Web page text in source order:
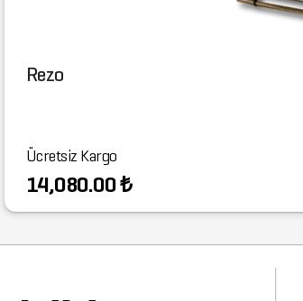
Rezo
Ücretsiz Kargo
14,080.00 ₺